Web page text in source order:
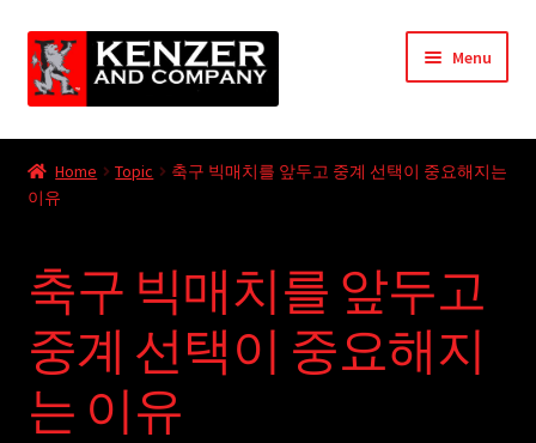
Skip
to
navigation
Skip
to
content
Menu
Home
child
KODT Magazine
HackMaster
child
menu
Other Games
menu
Store
Home Topic
축구 빅매치를 앞두고 중계 선택이 중요해지는
이유
축구 빅매치를 앞두고
중계 선택이 중요해지
는 이유